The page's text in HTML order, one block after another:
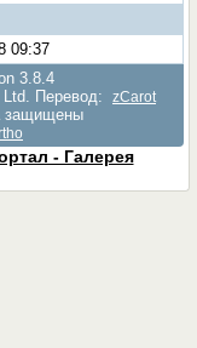
09:37
3.8.4
Перевод:
zCarot
защищены
- Галерея